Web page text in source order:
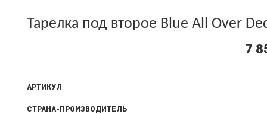
Тарелка под второе Blue All Over
7
АРТИКУЛ
СТРАНА-ПРОИЗВОДИТЕЛЬ